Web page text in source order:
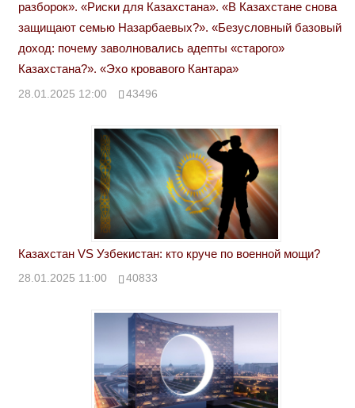
разборок». «Риски для Казахстана». «В Казахстане снова
защищают семью Назарбаевых?». «Безусловный базовый
доход: почему заволновались адепты «старого»
Казахстана?». «Эхо кровавого Кантара»
28.01.2025 12:00 43496
Казахстан VS Узбекистан: кто круче по военной мощи?
28.01.2025 11:00 40833